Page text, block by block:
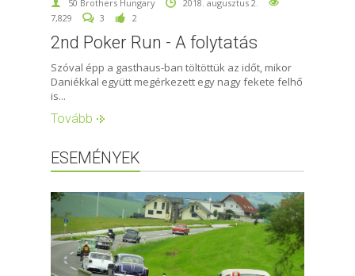
50 Brothers Hungary
2018. augusztus 2.
7,829
3 2
2nd Poker Run - A folytatás
Szóval épp a gasthaus-ban töltöttük az időt, mikor
Daniékkal együtt megérkezett egy nagy fekete felhő
is...
Tovább
ESEMÉNYEK